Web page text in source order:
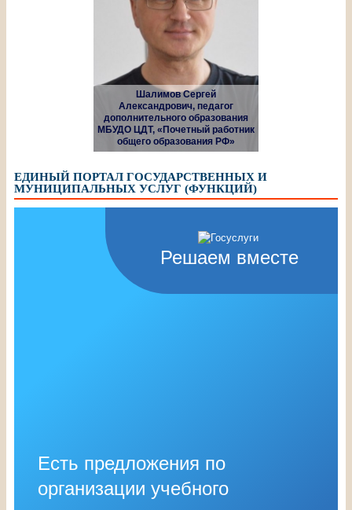
Шалимов Сергей
Александрович, педагог
дополнительного образования
МБУДО ЦДТ, «Почетный работник
общего образования РФ»
ЕДИНЫЙ ПОРТАЛ ГОСУДАРСТВЕННЫХ И
МУНИЦИПАЛЬНЫХ УСЛУГ (ФУНКЦИЙ)
Решаем вместе
Есть предложения по
организации учебного